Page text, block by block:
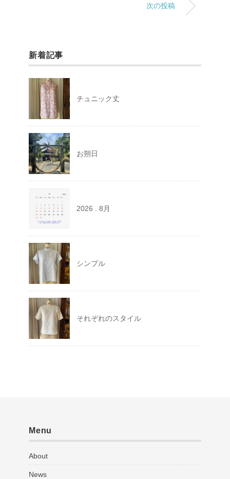
次の投稿
新着記事
チュニック丈
お朔日
2026 . 8月
シンプル
それぞれのスタイル
Menu
About
News